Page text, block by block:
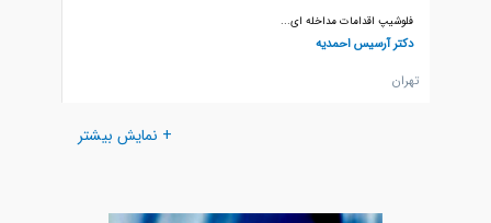
فلوشیپ اقدامات مداخله ای...
دکتر آرسیس احمدیه
تهران
+ نمایش بیشتر